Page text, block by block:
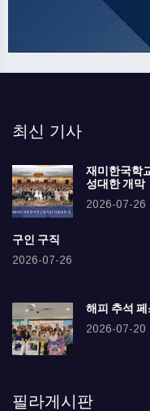
최신 기사
재미한국학
성대한 개막
2026-07-26
구인 구직
2026-07-26
해피 추석
2026-07-20
필라게시판